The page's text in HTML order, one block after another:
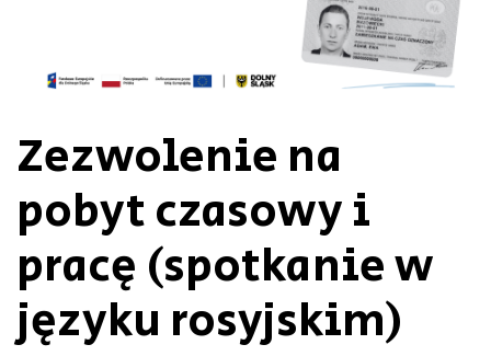
Zezwolenie na
pobyt czasowy i
pracę (spotkanie w
języku rosyjskim)